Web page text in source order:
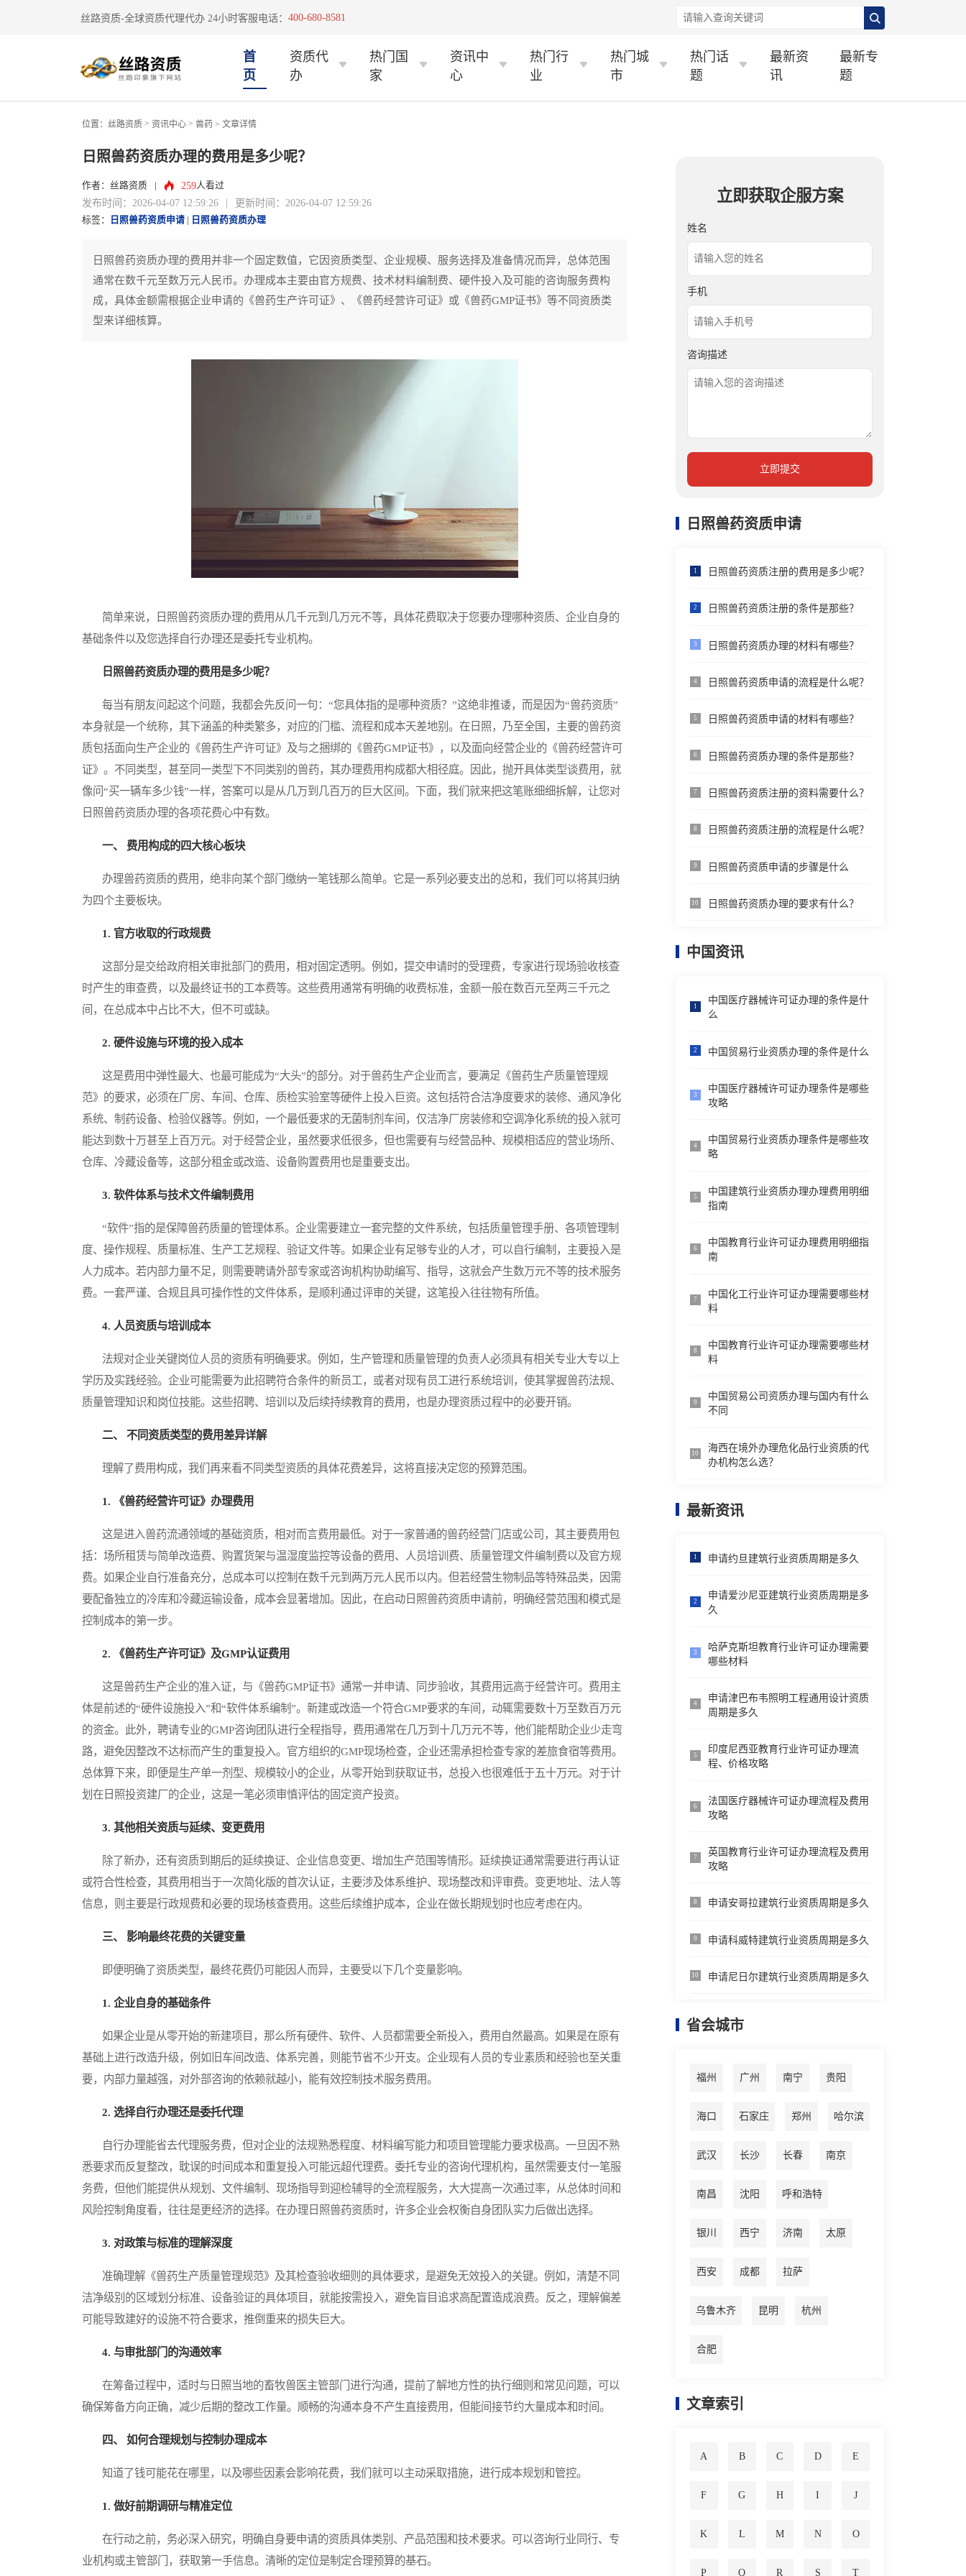
丝路资质-全球资质代理代办 24小时客服电话： 400-680-8581
首
页
资质代
办
热门国
家
资讯中
心
热门行
业
热门城
市
热门话
题
最新资
讯
最新专
题
位置： 丝路资质 > 资讯中心 > 兽药 > 文章详情
日照兽药资质办理的费用是多少呢？
作者：丝路资质 259人看过
发布时间：2026-04-07 12:59:26 | 更新时间：2026-04-07 12:59:26
标签： 日照兽药资质申请 日照兽药资质办理
日照兽药资质办理的费用并非一个固定数值，它因资质类型、企业规模、服务选择及准备情况而异，总体范围
通常在数千元至数万元人民币。办理成本主要由官方规费、技术材料编制费、硬件投入及可能的咨询服务费构
成，具体金额需根据企业申请的《兽药生产许可证》、《兽药经营许可证》或《兽药GMP证书》等不同资质类
型来详细核算。
简单来说，日照兽药资质办理的费用从几千元到几万元不等，具体花费取决于您要办理哪种资质、企业自身的
基础条件以及您选择自行办理还是委托专业机构。
日照兽药资质办理的费用是多少呢？
每当有朋友问起这个问题，我都会先反问一句：“您具体指的是哪种资质？”这绝非推诿，而是因为“兽药资质”
本身就是一个统称，其下涵盖的种类繁多，对应的门槛、流程和成本天差地别。在日照，乃至全国，主要的兽药资
质包括面向生产企业的《兽药生产许可证》及与之捆绑的《兽药GMP证书》，以及面向经营企业的《兽药经营许可
证》。不同类型，甚至同一类型下不同类别的兽药，其办理费用构成都大相径庭。因此，抛开具体类型谈费用，就
像问“买一辆车多少钱”一样，答案可以是从几万到几百万的巨大区间。下面，我们就来把这笔账细细拆解，让您对
日照兽药资质办理的各项花费心中有数。
一、 费用构成的四大核心板块
办理兽药资质的费用，绝非向某个部门缴纳一笔钱那么简单。它是一系列必要支出的总和，我们可以将其归纳
为四个主要板块。
1. 官方收取的行政规费
这部分是交给政府相关审批部门的费用，相对固定透明。例如，提交申请时的受理费，专家进行现场验收核查
时产生的审查费，以及最终证书的工本费等。这些费用通常有明确的收费标准，金额一般在数百元至两三千元之
间，在总成本中占比不大，但不可或缺。
2. 硬件设施与环境的投入成本
这是费用中弹性最大、也最可能成为“大头”的部分。对于兽药生产企业而言，要满足《兽药生产质量管理规
范》的要求，必须在厂房、车间、仓库、质检实验室等硬件上投入巨资。这包括符合洁净度要求的装修、通风净化
系统、制药设备、检验仪器等。例如，一个最低要求的无菌制剂车间，仅洁净厂房装修和空调净化系统的投入就可
能达到数十万甚至上百万元。对于经营企业，虽然要求低很多，但也需要有与经营品种、规模相适应的营业场所、
仓库、冷藏设备等，这部分租金或改造、设备购置费用也是重要支出。
3. 软件体系与技术文件编制费用
“软件”指的是保障兽药质量的管理体系。企业需要建立一套完整的文件系统，包括质量管理手册、各项管理制
度、操作规程、质量标准、生产工艺规程、验证文件等。如果企业有足够专业的人才，可以自行编制，主要投入是
人力成本。若内部力量不足，则需要聘请外部专家或咨询机构协助编写、指导，这就会产生数万元不等的技术服务
费。一套严谨、合规且具可操作性的文件体系，是顺利通过评审的关键，这笔投入往往物有所值。
4. 人员资质与培训成本
法规对企业关键岗位人员的资质有明确要求。例如，生产管理和质量管理的负责人必须具有相关专业大专以上
学历及实践经验。企业可能需要为此招聘符合条件的新员工，或者对现有员工进行系统培训，使其掌握兽药法规、
质量管理知识和岗位技能。这些招聘、培训以及后续持续教育的费用，也是办理资质过程中的必要开销。
二、 不同资质类型的费用差异详解
理解了费用构成，我们再来看不同类型资质的具体花费差异，这将直接决定您的预算范围。
1. 《兽药经营许可证》办理费用
这是进入兽药流通领域的基础资质，相对而言费用最低。对于一家普通的兽药经营门店或公司，其主要费用包
括：场所租赁与简单改造费、购置货架与温湿度监控等设备的费用、人员培训费、质量管理文件编制费以及官方规
费。如果企业自行准备充分，总成本可以控制在数千元到两万元人民币以内。但若经营生物制品等特殊品类，因需
要配备独立的冷库和冷藏运输设备，成本会显著增加。因此，在启动日照兽药资质申请前，明确经营范围和模式是
控制成本的第一步。
2. 《兽药生产许可证》及GMP认证费用
这是兽药生产企业的准入证，与《兽药GMP证书》通常一并申请、同步验收，其费用远高于经营许可。费用主
体是前述的“硬件设施投入”和“软件体系编制”。新建或改造一个符合GMP要求的车间，动辄需要数十万至数百万元
的资金。此外，聘请专业的GMP咨询团队进行全程指导，费用通常在几万到十几万元不等，他们能帮助企业少走弯
路，避免因整改不达标而产生的重复投入。官方组织的GMP现场检查，企业还需承担检查专家的差旅食宿等费用。
总体算下来，即便是生产单一剂型、规模较小的企业，从零开始到获取证书，总投入也很难低于五十万元。对于计
划在日照投资建厂的企业，这是一笔必须审慎评估的固定资产投资。
3. 其他相关资质与延续、变更费用
除了新办，还有资质到期后的延续换证、企业信息变更、增加生产范围等情形。延续换证通常需要进行再认证
或符合性检查，其费用相当于一次简化版的首次认证，主要涉及体系维护、现场整改和评审费。变更地址、法人等
信息，则主要是行政规费和必要的现场核查费用。这些后续维护成本，企业在做长期规划时也应考虑在内。
三、 影响最终花费的关键变量
即便明确了资质类型，最终花费仍可能因人而异，主要受以下几个变量影响。
1. 企业自身的基础条件
如果企业是从零开始的新建项目，那么所有硬件、软件、人员都需要全新投入，费用自然最高。如果是在原有
基础上进行改造升级，例如旧车间改造、体系完善，则能节省不少开支。企业现有人员的专业素质和经验也至关重
要，内部力量越强，对外部咨询的依赖就越小，能有效控制技术服务费用。
2. 选择自行办理还是委托代理
自行办理能省去代理服务费，但对企业的法规熟悉程度、材料编写能力和项目管理能力要求极高。一旦因不熟
悉要求而反复整改，耽误的时间成本和重复投入可能远超代理费。委托专业的咨询代理机构，虽然需要支付一笔服
务费，但他们能提供从规划、文件编制、现场指导到迎检辅导的全流程服务，大大提高一次通过率，从总体时间和
风险控制角度看，往往是更经济的选择。在办理日照兽药资质时，许多企业会权衡自身团队实力后做出选择。
3. 对政策与标准的理解深度
准确理解《兽药生产质量管理规范》及其检查验收细则的具体要求，是避免无效投入的关键。例如，清楚不同
洁净级别的区域划分标准、设备验证的具体项目，就能按需投入，避免盲目追求高配置造成浪费。反之，理解偏差
可能导致建好的设施不符合要求，推倒重来的损失巨大。
4. 与审批部门的沟通效率
在筹备过程中，适时与日照当地的畜牧兽医主管部门进行沟通，提前了解地方性的执行细则和常见问题，可以
确保筹备方向正确，减少后期的整改工作量。顺畅的沟通本身不产生直接费用，但能间接节约大量成本和时间。
四、 如何合理规划与控制办理成本
知道了钱可能花在哪里，以及哪些因素会影响花费，我们就可以主动采取措施，进行成本规划和管控。
1. 做好前期调研与精准定位
在行动之前，务必深入研究，明确自身要申请的资质具体类别、产品范围和技术要求。可以咨询行业同行、专
业机构或主管部门，获取第一手信息。清晰的定位是制定合理预算的基石。
立即获取企服方案
姓名
手机
咨询描述
立即提交
日照兽药资质申请
1 日照兽药资质注册的费用是多少呢？
2 日照兽药资质注册的条件是那些？
3 日照兽药资质办理的材料有哪些？
4 日照兽药资质申请的流程是什么呢？
5 日照兽药资质申请的材料有哪些？
6 日照兽药资质办理的条件是那些？
7 日照兽药资质注册的资料需要什么？
8 日照兽药资质注册的流程是什么呢？
9 日照兽药资质申请的步骤是什么
10 日照兽药资质办理的要求有什么？
中国资讯
1
中国医疗器械许可证办理的条件是什
么
2 中国贸易行业资质办理的条件是什么
3
中国医疗器械许可证办理条件是哪些
攻略
4
中国贸易行业资质办理条件是哪些攻
略
5
中国建筑行业资质办理办理费用明细
指南
6
中国教育行业许可证办理费用明细指
南
7
中国化工行业许可证办理需要哪些材
料
8
中国教育行业许可证办理需要哪些材
料
9
中国贸易公司资质办理与国内有什么
不同
10
海西在境外办理危化品行业资质的代
办机构怎么选？
最新资讯
1 申请约旦建筑行业资质周期是多久
2
申请爱沙尼亚建筑行业资质周期是多
久
3
哈萨克斯坦教育行业许可证办理需要
哪些材料
4
申请津巴布韦照明工程通用设计资质
周期是多久
5
印度尼西亚教育行业许可证办理流
程、价格攻略
6
法国医疗器械许可证办理流程及费用
攻略
7
英国教育行业许可证办理流程及费用
攻略
8 申请安哥拉建筑行业资质周期是多久
9 申请科威特建筑行业资质周期是多久
10 申请尼日尔建筑行业资质周期是多久
省会城市
福州 广州 南宁 贵阳
海口 石家庄 郑州 哈尔滨
武汉 长沙 长春 南京
南昌 沈阳 呼和浩特
银川 西宁 济南 太原
西安 成都 拉萨
乌鲁木齐 昆明 杭州
合肥
文章索引
A B C D E
F G H I J
K L M N O
P Q R S T